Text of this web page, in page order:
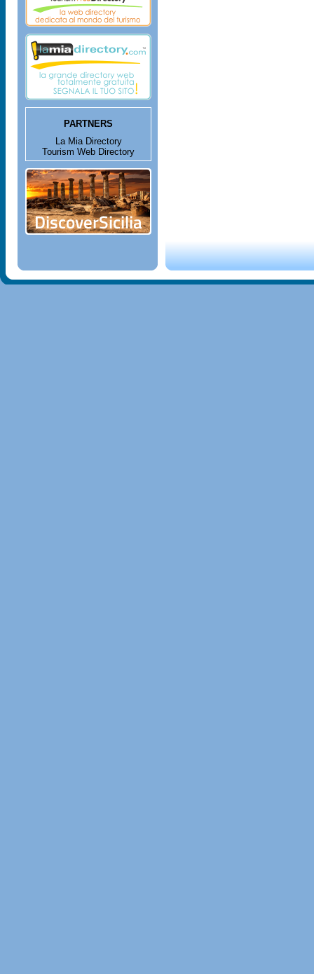
PARTNERS
La Mia Directory
Tourism Web Directory